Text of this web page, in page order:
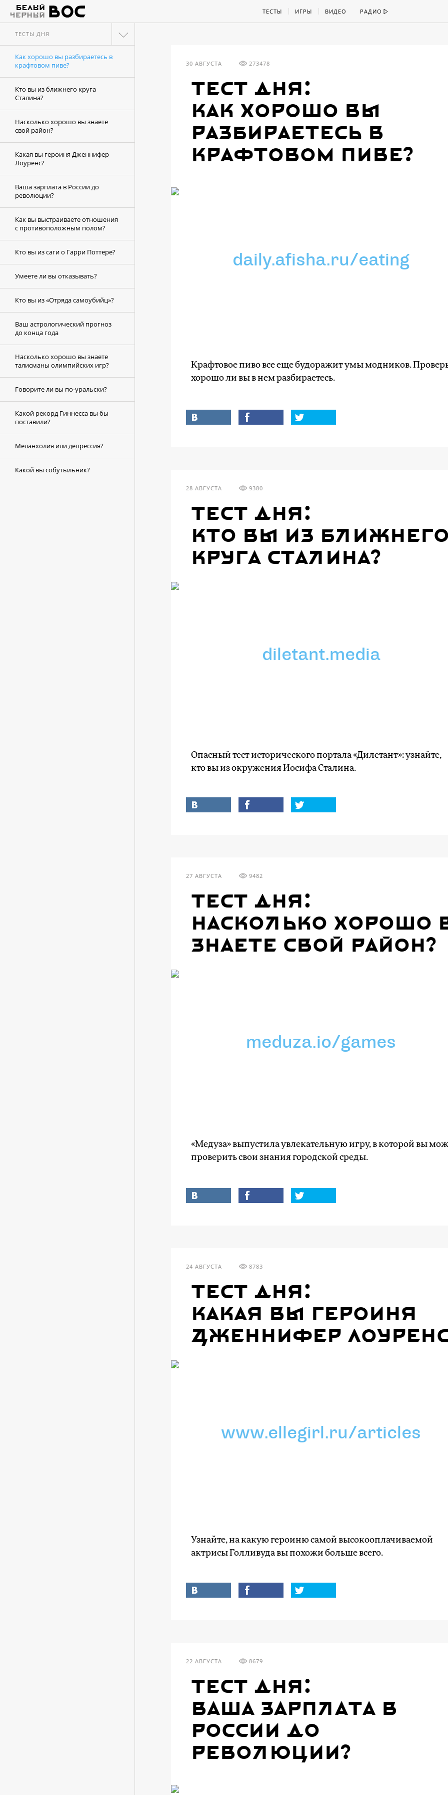
ТЕСТЫ ИГРЫ ВИДЕО РАДИО
ТЕСТЫ ДНЯ
Как хорошо вы разбираетесь в
крафтовом пиве?
Кто вы из ближнего круга
Сталина?
Насколько хорошо вы знаете
свой район?
Какая вы героиня Дженнифер
Лоуренс?
Ваша зарплата в России до
революции?
Как вы выстраиваете отношения
с противоположным полом?
Кто вы из саги о Гарри Поттере?
Умеете ли вы отказывать?
Кто вы из «Отряда самоубийц»?
Ваш астрологический прогноз
до конца года
Насколько хорошо вы знаете
талисманы олимпийских игр?
Говорите ли вы по-уральски?
Какой рекорд Гиннесса вы бы
поставили?
Меланхолия или депрессия?
Какой вы собутыльник?
30 АВГУСТА 273478
тест дня:
Как хорошо вы
разбираетесь в
крафтовом пиве?
daily.afisha.ru/eating
Крафтовое пиво все еще будоражит умы модников.
хорошо ли вы в нем разбираетесь.
28 АВГУСТА 9380
тест дня:
Кто вы из
круга Сталина?
diletant.media
Опасный тест исторического портала «Дилетант»: узнайте,
кто вы из окружения Иосифа Сталина.
27 АВГУСТА 9482
тест дня:
Насколько хорошо
знаете свой район?
meduza.io/games
«Медуза» выпустила увлекательную игру, в которой вы
проверить свои знания городской среды.
24 АВГУСТА 8783
тест дня:
Какая вы героиня
Дженнифер
www.ellegirl.ru/articles
Узнайте, на какую героиню самой высокооплачиваемой
актрисы Голливуда вы похожи больше всего.
22 АВГУСТА 8679
тест дня:
Ваша зарплата в
России до
революции?